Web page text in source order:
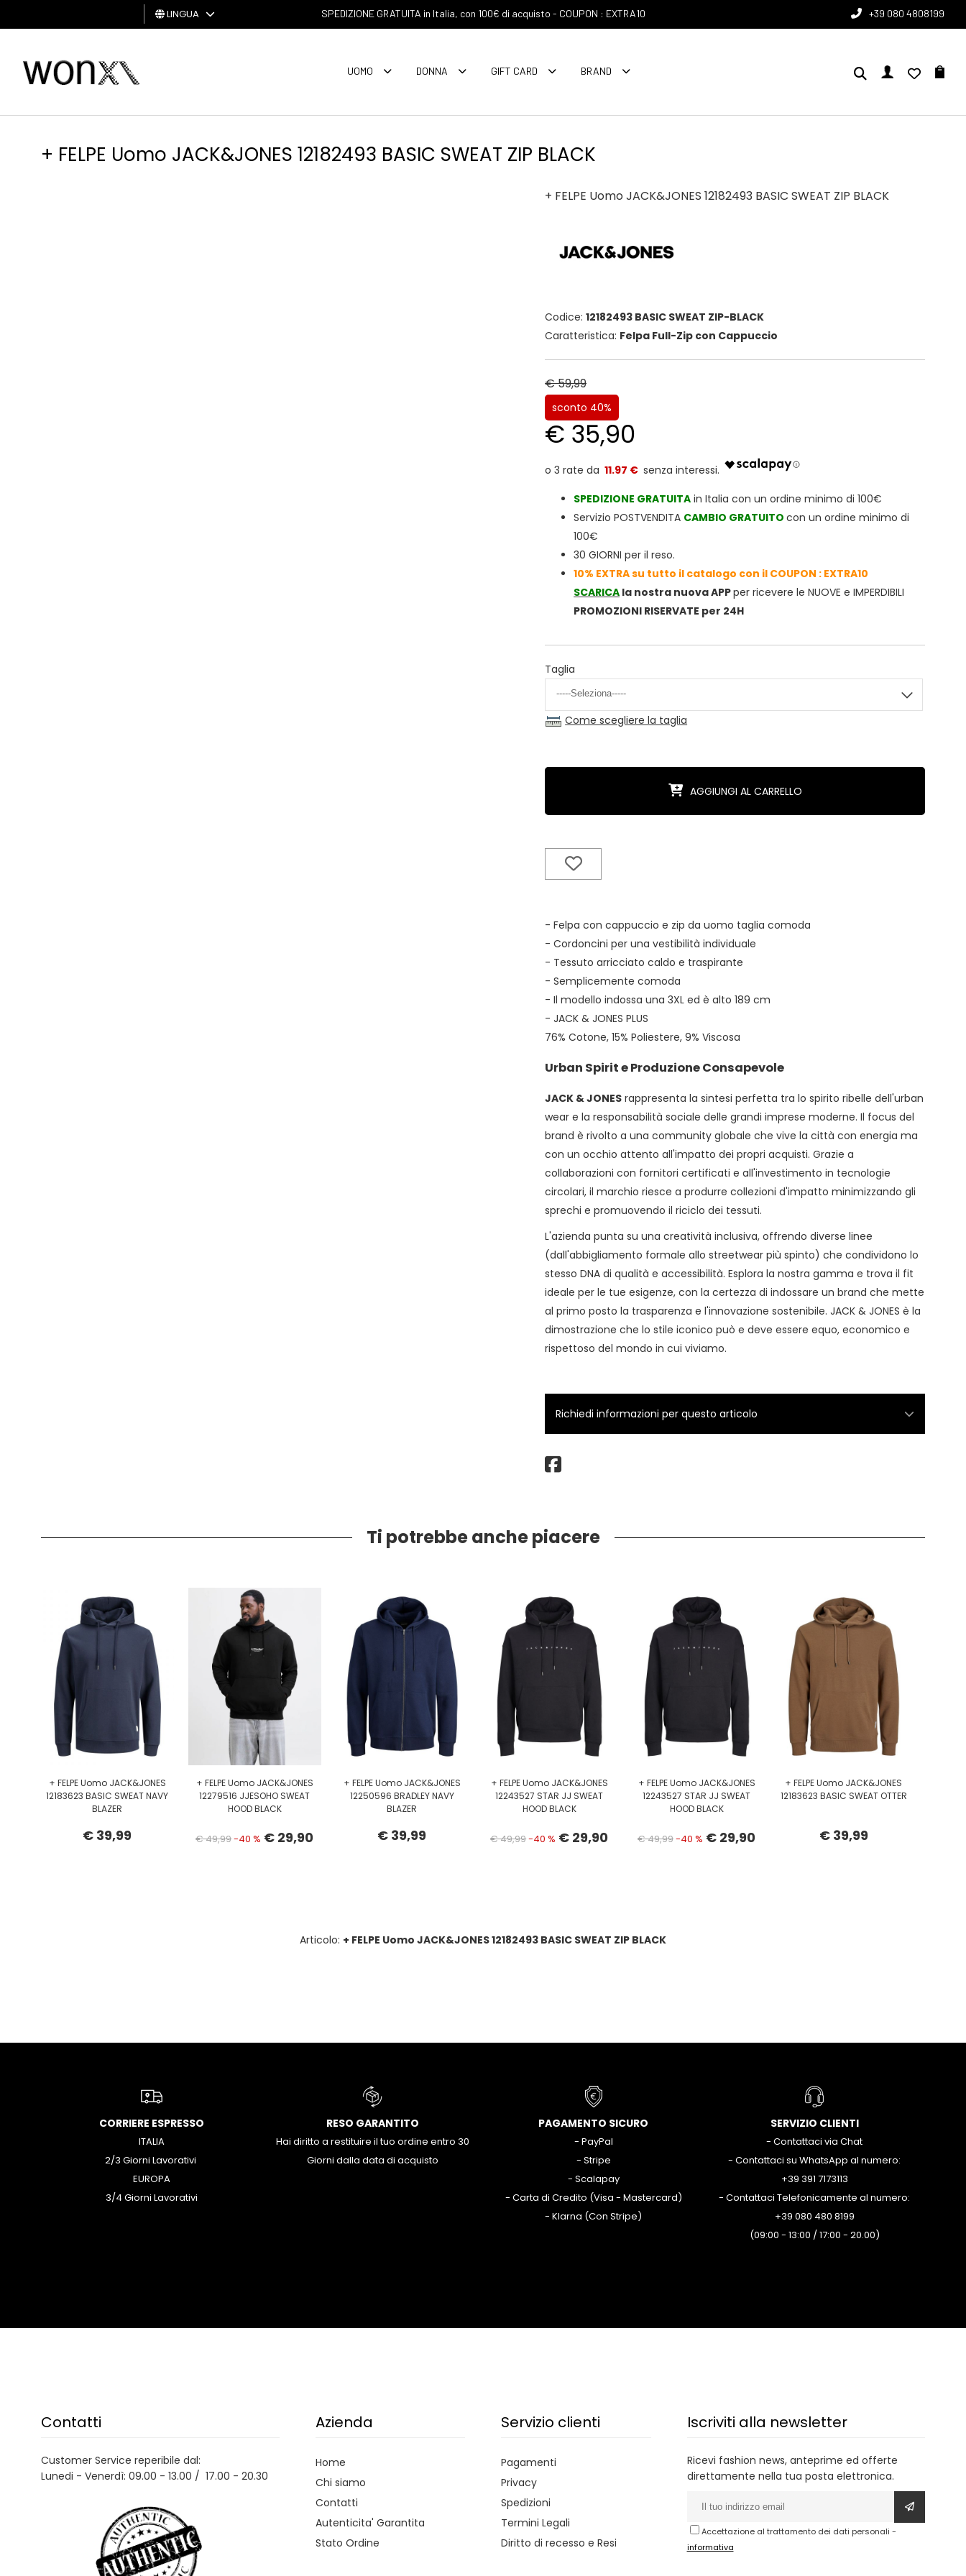
UOMO
LINGUA SPEDIZIONE GRATUITA in Italia, con 100€ di acquisto - COUPON : EXTRA10 +39 080 4808199
UOMO DONNA GIFT CARD BRAND
+ FELPE Uomo JACK&JONES 12182493 BASIC SWEAT ZIP BLACK
+ FELPE Uomo JACK&JONES 12182493 BASIC SWEAT ZIP BLACK
Codice:12182493 BASIC SWEAT ZIP-BLACK
Caratteristica: Felpa Full-Zip con Cappuccio
€ 59,99
sconto 40%
€ 35,90
11.97 €
SPEDIZIONE GRATUITA in Italia con un ordine minimo di 100€
Servizio POSTVENDITA CAMBIO GRATUITOcon un ordine minimo di
100€
30 GIORNI per il reso.
10% EXTRA su tutto il catalogo con il COUPON : EXTRA10
SCARICA la nostra nuova APPper ricevere le NUOVE e IMPERDIBILI
PROMOZIONI RISERVATE per 24H
Taglia
Come scegliere la taglia
AGGIUNGI AL CARRELLO
- Felpa con cappuccio e zip da uomo taglia comoda
- Cordoncini per una vestibilità individuale
- Tessuto arricciato caldo e traspirante
- Semplicemente comoda
- Il modello indossa una 3XL ed è alto 189 cm
- JACK & JONES PLUS
76% Cotone, 15% Poliestere, 9% Viscosa
Urban Spirit e Produzione Consapevole
JACK & JONES rappresenta la sintesi perfetta tra lo spirito ribelle dell'urban
wear e la responsabilità sociale delle grandi imprese moderne. Il focus del
brand è rivolto a una community globale che vive la città con energia ma
con un occhio attento all'impatto dei propri acquisti. Grazie a
collaborazioni con fornitori certificati e all'investimento in tecnologie
circolari, il marchio riesce a produrre collezioni d'impatto minimizzando gli
sprechi e promuovendo il riciclo dei tessuti.
L'azienda punta su una creatività inclusiva, offrendo diverse linee
(dall'abbigliamento formale allo streetwear più spinto) che condividono lo
stesso DNA di qualità e accessibilità. Esplora la nostra gamma e trova il fit
ideale per le tue esigenze, con la certezza di indossare un brand che mette
al primo posto la trasparenza e l'innovazione sostenibile. JACK & JONES è la
dimostrazione che lo stile iconico può e deve essere equo, economico e
rispettoso del mondo in cui viviamo.
Richiedi informazioni per questo articolo
Ti potrebbe anche piacere
+ FELPE Uomo JACK&JONES
12183623 BASIC SWEAT NAVY
BLAZER
€ 39,99
+ FELPE Uomo JACK&JONES
12279516 JJESOHO SWEAT
HOOD BLACK
€ 49,99-40 % € 29,90
+ FELPE Uomo JACK&JONES
12250596 BRADLEY NAVY
BLAZER
€ 39,99
+ FELPE Uomo JACK&JONES
12243527 STAR JJ SWEAT
HOOD BLACK
€ 49,99-40 % € 29,90
+ FELPE Uomo JACK&JONES
12243527 STAR JJ SWEAT
HOOD BLACK
€ 49,99-40 % € 29,90
+ FELPE Uomo JACK&JONES
12183623 BASIC SWEAT OTTER
€ 39,99
Articolo: + FELPE Uomo JACK&JONES 12182493 BASIC SWEAT ZIP BLACK
CORRIERE ESPRESSO
ITALIA
2/3 Giorni Lavorativi
EUROPA
3/4 Giorni Lavorativi
RESO GARANTITO
Hai diritto a restituire il tuo ordine entro 30
Giorni dalla data di acquisto
PAGAMENTO SICURO
- PayPal
- Stripe
- Scalapay
- Carta di Credito (Visa - Mastercard)
- Klarna (Con Stripe)
SERVIZIO CLIENTI
- Contattaci via Chat
- Contattaci su WhatsApp al numero:
+39 391 7173113
- Contattaci Telefonicamente al numero:
+39 080 480 8199
(09:00 - 13:00 / 17:00 - 20.00)
Contatti
Customer Service reperibile dal:
Lunedi - Venerdì: 09.00 - 13.00 / 17.00 - 20.30
Azienda
Home
Chi siamo
Contatti
Autenticita' Garantita
Stato Ordine
Servizio clienti
Pagamenti
Privacy
Spedizioni
Termini Legali
Diritto di recesso e Resi
Iscriviti alla newsletter
Ricevi fashion news, anteprime ed offerte
direttamente nella tua posta elettronica.
Accettazione al trattamento dei dati personali -
informativa